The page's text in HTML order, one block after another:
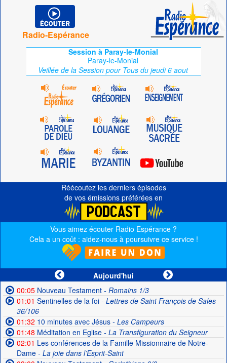
Radio-Espérance
Session à Paray-le-Monial
Paray-le-Monial
Veillée de la Session pour Tous du jeudi 6 aout
Réécoutez les derniers épisodes
de vos émissions préférées en
Vous aimez écouter Radio Espérance ?
Cela a un coût : aidez-nous à poursuivre ce service !
Aujourd'hui
00:05Nouveau Testament- Romains 1/3
01:01 Sentinelles de la foi- Lettres de Saint François de Sales
36/106
01:32 10 minutes avec Jésus- Les Campeurs
01:48 Méditation en Eglise- La Transfiguration du Seigneur
02:01 Les conférences de la Famille Missionnaire de Notre-
Dame- La joie dans l’Esprit-Saint